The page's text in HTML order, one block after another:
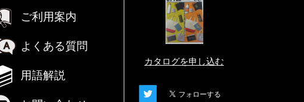
ご利用案内
よくある質問
用語解説
カタログを申し込む